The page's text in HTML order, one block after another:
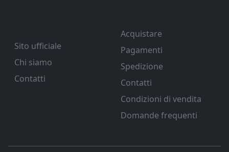
Sito ufficiale
Chi siamo
Contatti
Acquistare
Pagamenti
Spedizione
Contatti
Condizioni di vendita
Domande frequenti